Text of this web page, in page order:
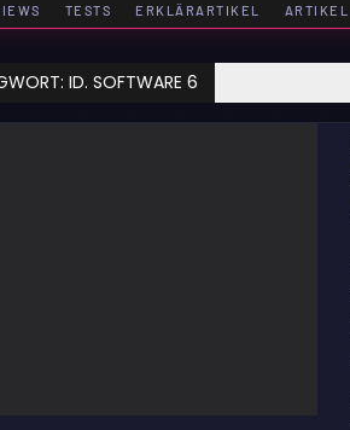
TESTS ERKLÄRARTIKEL ARTIKEL
ID. SOFTWARE 6